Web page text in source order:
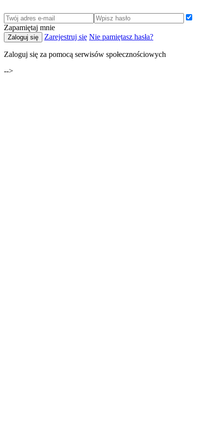
Zapamiętaj mnie
Zaloguj się Zarejestruj się Nie pamiętasz hasła?
Zaloguj się za pomocą serwisów społecznościowych
-->